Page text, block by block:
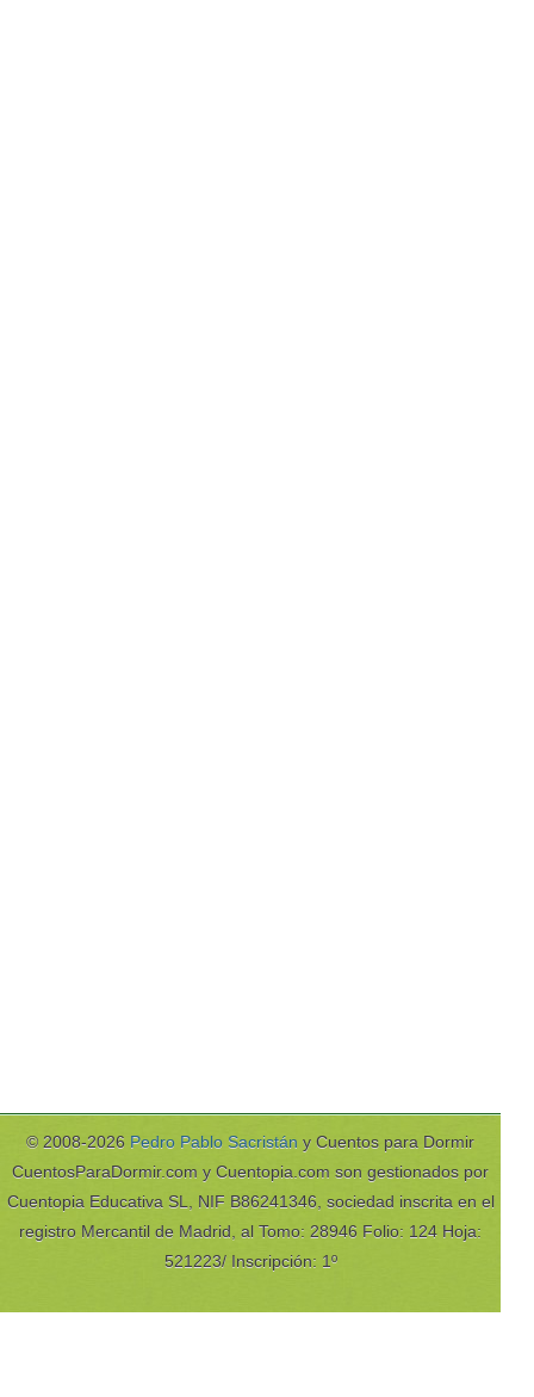
© 2008-2026 Pedro Pablo Sacristán y Cuentos para Dormir
CuentosParaDormir.com y Cuentopia.com son gestionados por
Cuentopia Educativa SL, NIF B86241346, sociedad inscrita en el
registro Mercantil de Madrid, al Tomo: 28946 Folio: 124 Hoja:
521223/ Inscripción: 1º